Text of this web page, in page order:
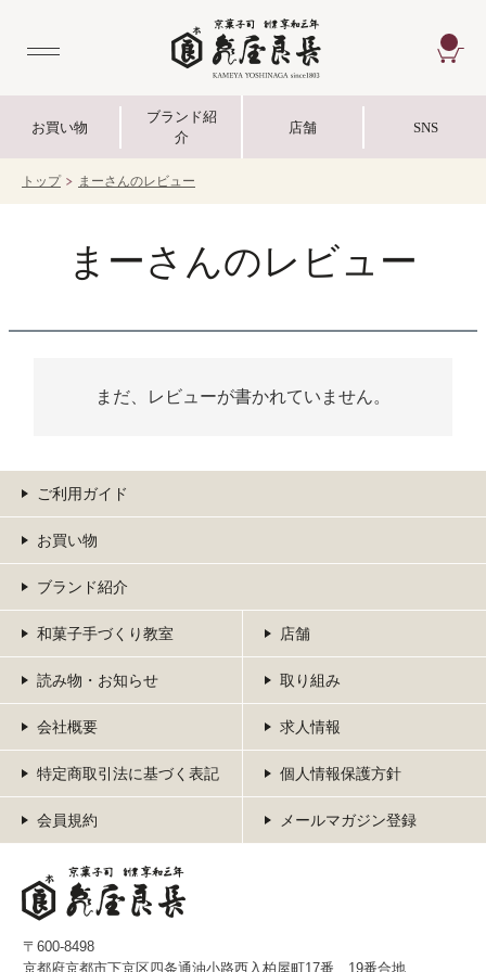
お買い物
ブランド紹
介
店舗 SNS
トップ まーさんのレビュー
まーさんのレビュー
まだ、レビューが書かれていません。
ご利用ガイド
お買い物
ブランド紹介
和菓子手づくり教室 店舗
読み物・お知らせ 取り組み
会社概要 求人情報
特定商取引法に基づく表記 個人情報保護方針
会員規約 メールマガジン登録
〒600-8498
京都府京都市下京区四条通油小路西入柏屋町17番、19番合地